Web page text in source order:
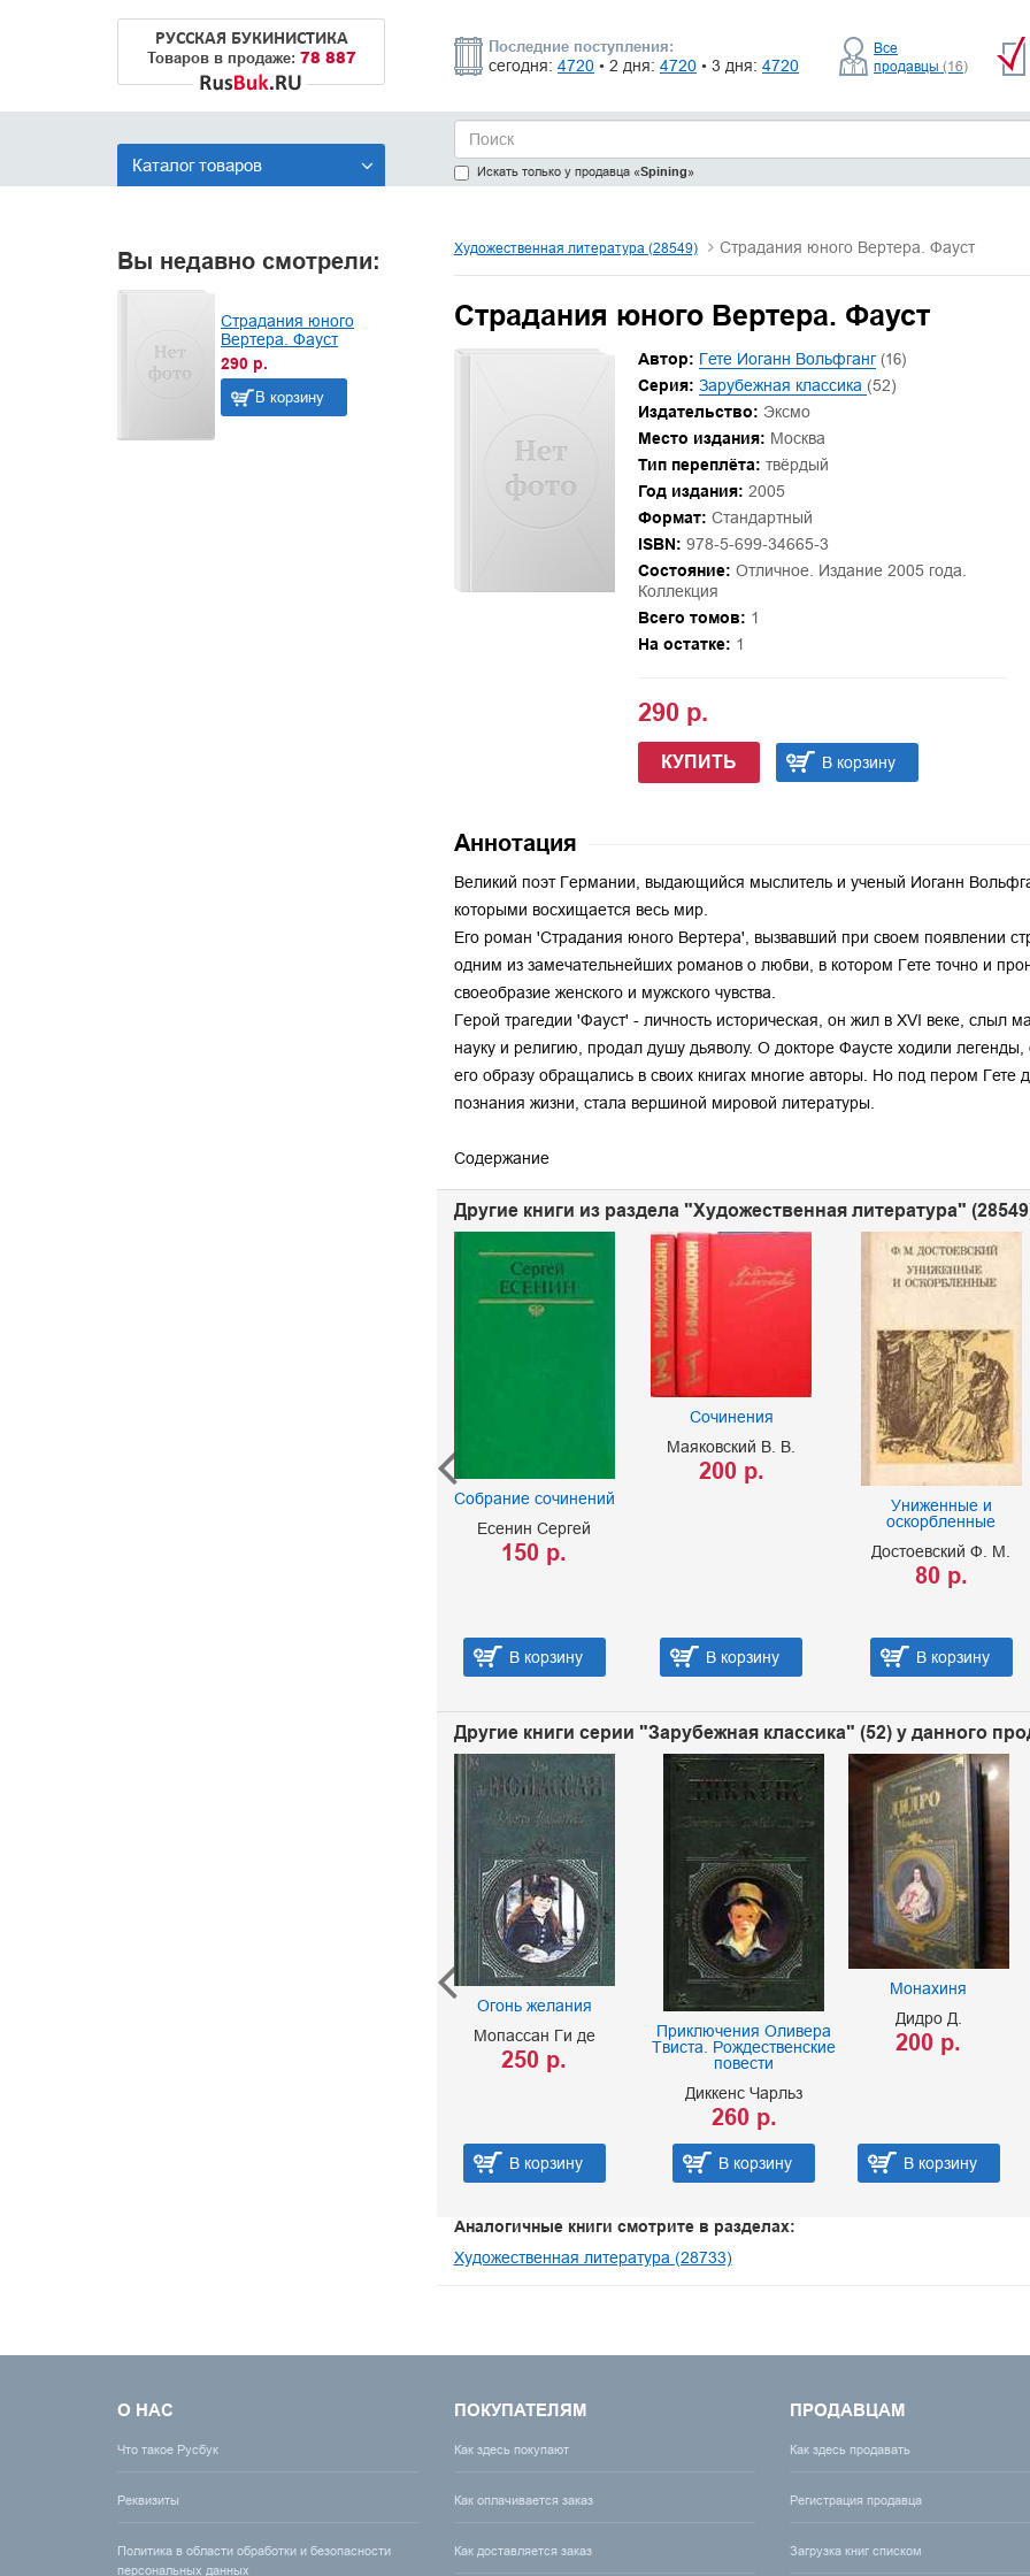
РУССКАЯ БУКИНИСТИКА
Товаров в продаже: 78 887
Последние поступления:
сегодня: 4720 • 2 дня: 4720 • 3 дня: 4720
Все
продавцы (16)
Каталог товаров Искать только у продавца «Spining»
Вы недавно смотрели:
Страдания юного
Вертера. Фауст
290 р.
В корзину
Художественная литература (28549) Страдания юного Вертера. Фауст
Страдания юного Вертера. Фауст
Автор: Гете Иоганн Вольфганг (16)
Серия: Зарубежная классика (52)
Издательство: Эксмо
Место издания: Москва
Тип переплёта: твёрдый
Год издания: 2005
Формат: Стандартный
ISBN: 978-5-699-34665-3
Состояние: Отличное. Издание 2005 года.
Коллекция
Всего томов: 1
На остатке: 1
290 р.
КУПИТЬ В корзину
Аннотация
Великий поэт Германии, выдающийся мыслитель и ученый Иоганн
которыми восхищается весь мир.
Его роман 'Страдания юного Вертера', вызвавший при своем появлении
одним из замечательнейших романов о любви, в котором Гете точно и
своеобразие женского и мужского чувства.
Герой трагедии 'Фауст' - личность историческая, он жил в XVI веке, слыл
науку и религию, продал душу дьяволу. О докторе Фаусте ходили
его образу обращались в своих книгах многие авторы. Но под пером
познания жизни, стала вершиной мировой литературы.
Содержание
Другие книги из раздела "Художественная литература"
Собрание сочинений
Есенин Сергей
150 р.
В корзину
Сочинения
Маяковский В. В.
200 р.
В корзину
Униженные и
оскорбленные
Достоевский Ф. М.
80 р.
В корзину
Другие книги серии "Зарубежная классика" (52) у данного
Огонь желания
Мопассан Ги де
250 р.
В корзину
Приключения Оливера
Твиста. Рождественские
повести
Диккенс Чарльз
260 р.
В корзину
Монахиня
Дидро Д.
200 р.
В корзину
Аналогичные книги смотрите в разделах:
Художественная литература (28733)
О НАС
Что такое Русбук
Реквизиты
Политика в области обработки и безопасности
персональных данных
ПОКУПАТЕЛЯМ
Как здесь покупают
Как оплачивается заказ
Как доставляется заказ
ПРОДАВЦАМ
Как здесь продавать
Регистрация продавца
Загрузка книг списком